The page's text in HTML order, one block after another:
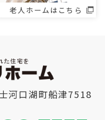
老人ホームはこちら
河口湖町船津7518